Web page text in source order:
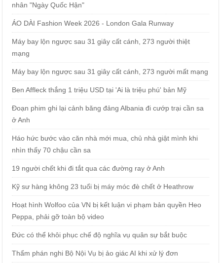
nhân "Ngày Quốc Hận"
ÁO DÀI Fashion Week 2026 - London Gala Runway
Máy bay lộn ngược sau 31 giây cất cánh, 273 người thiệt
mạng
Máy bay lộn ngược sau 31 giây cất cánh, 273 người mất mạng
Ben Affleck thắng 1 triệu USD tại 'Ai là triệu phú' bản Mỹ
Đoạn phim ghi lại cảnh băng đảng Albania đi cướp trại cần sa
ở Anh
Háo hức bước vào căn nhà mới mua, chủ nhà giật mình khi
nhìn thấy 70 chậu cần sa
19 người chết khi đi tắt qua các đường ray ở Anh
Kỹ sư hàng không 23 tuổi bị máy móc đè chết ở Heathrow
Hoạt hình Wolfoo của VN bị kết luận vi phạm bản quyền Heo
Peppa, phải gỡ toàn bộ video
Đức có thể khôi phục chế độ nghĩa vụ quân sự bắt buộc
Thẩm phán nghi Bộ Nội Vụ bị ảo giác AI khi xử lý đơn